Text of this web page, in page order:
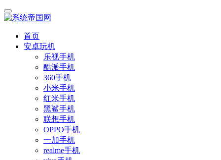
首页
安卓玩机
乐视手机
酷派手机
360手机
小米手机
红米手机
黑鲨手机
联想手机
OPPO手机
一加手机
realme手机